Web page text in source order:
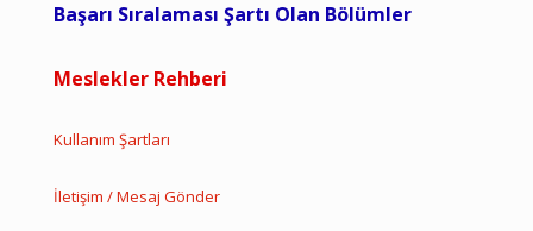
Başarı Sıralaması Şartı Olan Bölümler
Meslekler Rehberi
Kullanım Şartları
İletişim / Mesaj Gönder